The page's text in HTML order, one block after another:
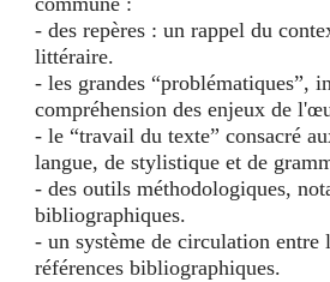
- des repères : un rappel du
littéraire.
- les grandes “problématiques”,
compréhension des enjeux de
- le “travail du texte” consacré
langue, de stylistique et de
- des outils méthodologiques,
bibliographiques.
- un système de circulation entre
références bibliographiques.